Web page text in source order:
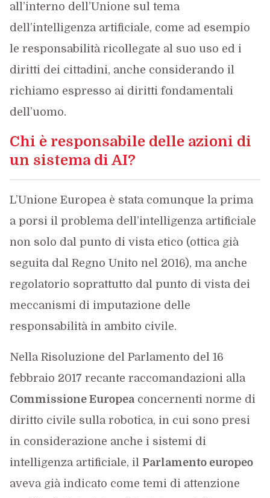
all’interno dell’Unione sul tema
dell’intelligenza artificiale, come ad esempio
le responsabilità ricollegate al suo uso ed i
diritti dei cittadini, anche considerando il
richiamo espresso ai diritti fondamentali
dell’uomo.
Chi è responsabile delle azioni di
un sistema di AI?
L’Unione Europea è stata comunque la prima
a porsi il problema dell’intelligenza artificiale
non solo dal punto di vista etico (ottica già
seguita dal Regno Unito nel 2016), ma anche
regolatorio soprattutto dal punto di vista dei
meccanismi di imputazione delle
responsabilità in ambito civile.
Nella Risoluzione del Parlamento del 16
febbraio 2017 recante raccomandazioni alla
Commissione Europeaconcernenti norme di
diritto civile sulla robotica, in cui sono presi
in considerazione anche i sistemi di
intelligenza artificiale, il Parlamento europeo
aveva già indicato come temi di attenzione